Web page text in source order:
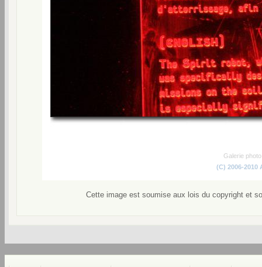
Galerie
(C) 2006-2010
Cette image est soumise aux lois du copyright et